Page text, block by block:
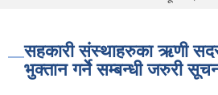
सहकारी संस्थाहरुका ऋणी
भुक्तान गर्ने सम्बन्धी जरुरी